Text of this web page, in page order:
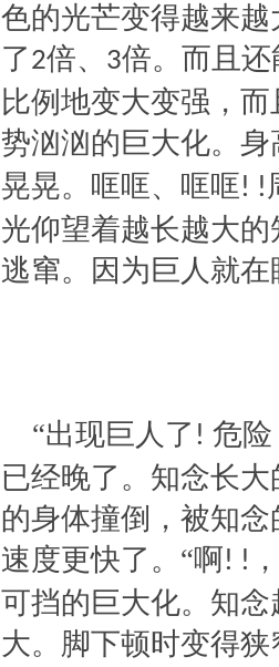
色的光芒变得越来
了2倍、 3倍。而且
比例地变大变强，
势汹汹的巨大化。
晃晃。哐哐、哐哐! !
光仰望着越长越大
逃窜。因为 巨人就
“出现巨人了 ! 危
已经晚了。知念长
的身体撞倒，被知
速度更快了。 “啊! ! ，
可挡的巨大化。知
大。脚下顿时变得